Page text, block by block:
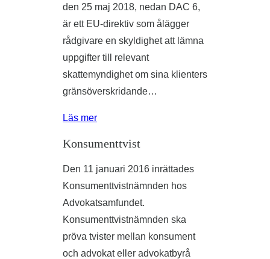
den 25 maj 2018, nedan DAC 6,
är ett EU-direktiv som ålägger
rådgivare en skyldighet att lämna
uppgifter till relevant
skattemyndighet om sina klienters
gränsöverskridande…
Läs mer
Konsumenttvist
Den 11 januari 2016 inrättades
Konsumenttvistnämnden hos
Advokatsamfundet.
Konsumenttvistnämnden ska
pröva tvister mellan konsument
och advokat eller advokatbyrå